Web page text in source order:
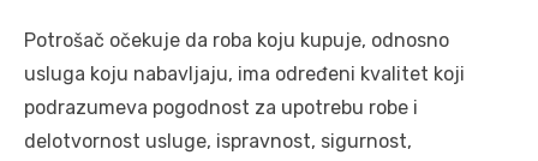
Potrošač očekuje da roba koju kupuje, odnosno
usluga koju nabavljaju, ima određeni kvalitet koji
podrazumeva pogodnost za upotrebu robe i
delotvornost usluge, ispravnost, sigurnost,